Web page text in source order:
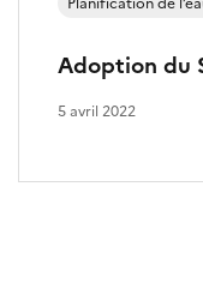
i
Adoption du
5 avril 2022